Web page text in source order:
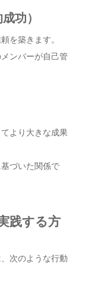
功）
を築きます。
ンバーが自己管
より大きな成果
づいた関係で
践する方
次のような行動